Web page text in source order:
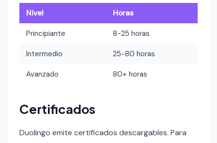
Nivel Horas
Principiante 8-25 horas
Intermedio 25-80 horas
Avanzado 80+ horas
Certificados
Duolingo emite certificados descargables. Para